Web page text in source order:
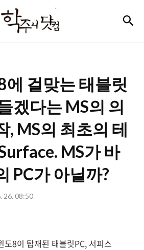
주
컴
걸맞는 태블릿
겠다는 MS의 의
, MS의 최초의 테
MS가 바
PC가 아닐까?
26. 08:50
도8이 탑재된 태블릿PC, 서피스